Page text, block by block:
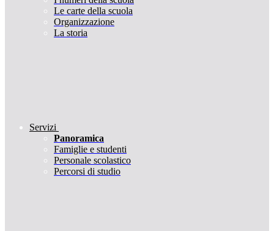
Le carte della scuola
Organizzazione
La storia
Servizi
Panoramica
Famiglie e studenti
Personale scolastico
Percorsi di studio